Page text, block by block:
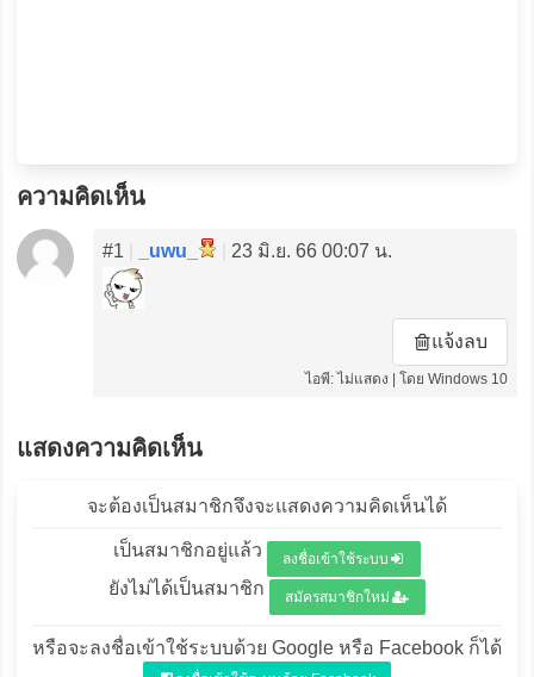
ความคิดเห็น
#1 _uwu_ 23 มิ.ย. 66 00:07 น.
แจ้งลบ
ไอพี: ไม่แสดง | โดย Windows 10
แสดงความคิดเห็น
จะต้องเป็นสมาชิกจึงจะแสดงความคิดเห็นได้
เป็นสมาชิกอยู่แล้ว ลงชื่อเข้าใช้ระบบ
ยังไม่ได้เป็นสมาชิก สมัครสมาชิกใหม่
หรือจะลงชื่อเข้าใช้ระบบด้วย Google หรือ Facebook ก็ได้